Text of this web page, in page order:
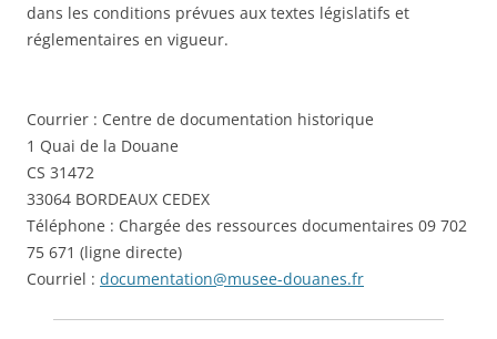
dans les conditions prévues aux textes législatifs et
réglementaires en vigueur.
Courrier : Centre de documentation historique
1 Quai de la Douane
CS 31472
33064 BORDEAUX CEDEX
Téléphone : Chargée des ressources documentaires 09 702
75 671 (ligne directe)
Courriel : documentation@musee-douanes.fr